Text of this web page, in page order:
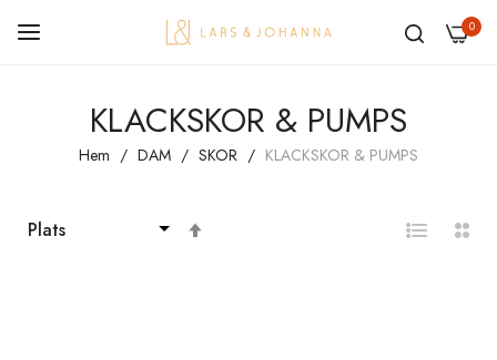
0
KLACKSKOR & PUMPS
Hem DAM SKOR KLACKSKOR & PUMPS